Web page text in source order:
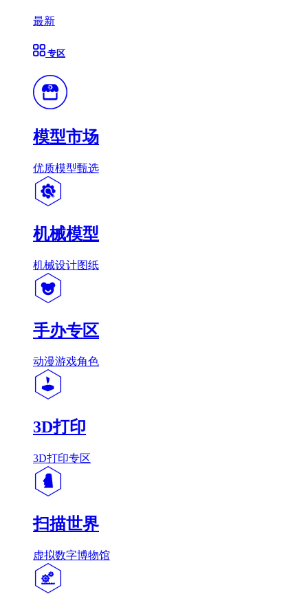
最新
专区
模型市场
优质模型甄选
机械模型
机械设计图纸
手办专区
动漫游戏角色
3D打印
3D打印专区
扫描世界
虚拟数字博物馆